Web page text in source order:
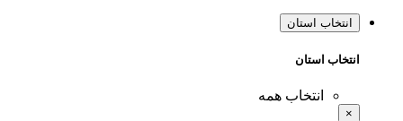
انتخاب استان
انتخاب استان
انتخاب همه
×